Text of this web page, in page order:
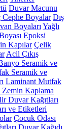
Duvar Macunu
Cephe Boyalar Dış
Boyaları Yağlı
Epoksi
Kapılar Çelik
Acil Çıkış
Seramik ve
Seramik ve
Laminant Mutfak
Kaplama
Duvar Kağıtları
ve Etiketleri
Çocuk Odası
Duvar Kağıdı